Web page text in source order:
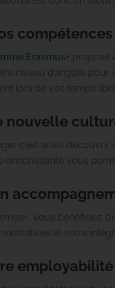
Erasmus+ proposé
niveau d’anglais
lors de vos temps
nouvelle
c’est aussi
enrichissante vous
vous bénéficiez
et votre
employabilité